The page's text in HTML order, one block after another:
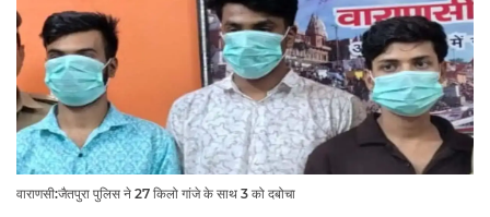
वाराणसी:जैतपुरा पुलिस ने 27 किलो गांजे के साथ 3 को दबोचा